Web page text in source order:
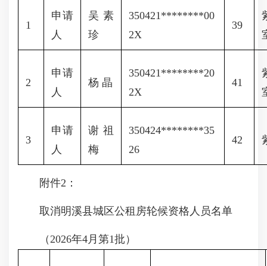
1
申请
人
吴素
珍
350421********00
2X
39
2
申请
人
杨 晶
350421********20
2X
41
3
申请
人
谢祖
梅
350424********35
26
42
附件2：
取消明溪县城区公租房轮候资格人员名单
（2026年4月第1批）